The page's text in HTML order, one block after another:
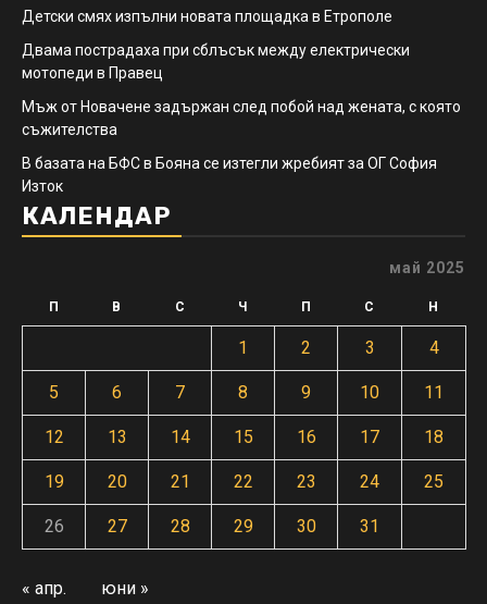
Детски смях изпълни новата площадка в Етрополе
Двама пострадаха при сблъсък между електрически
мотопеди в Правец
Мъж от Новачене задържан след побой над жената, с която
съжителства
В базата на БФС в Бояна се изтегли жребият за ОГ София
Изток
КАЛЕНДАР
май 2025
П В С Ч П С Н
1 2 3 4
5 6 7 8 9 10 11
12 13 14 15 16 17 18
19 20 21 22 23 24 25
26 27 28 29 30 31
« апр. юни »